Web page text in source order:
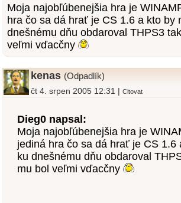
Moja najobľúbenejšia hra je
hra čo sa dá hrať je CS 1.6 a kto by
dnešnému dňu obdaroval THPS3
veľmi vďacčny
kenas (Odpadlík)
čt 4. srpen 2005 12:31 |Citovat
Dieg0 napsal:
Moja najobľúbenejšia hra je
jediná hra čo sa dá hrať je CS 1.6
ku dnešnému dňu obdaroval
mu bol veľmi vďacčny